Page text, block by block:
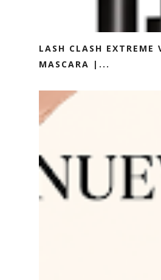
LASH CLASH EXTREME
MASCARA |...